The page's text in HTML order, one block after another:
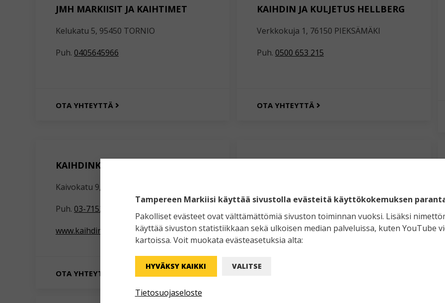
JMH MARKIISIT JA KAIHTIMET
Kelukatu 5, 95450 TORNIO
Puh. 0405645966
OTA YHTEYTTÄ
KAIHDIN JA KULJETUS HELLBERG
Verkkokuja 1, 76150 PIEKSÄMÄKI
Puh. 0500 653 215
OTA YHTEYTTÄ
KAIHDINKESKUS PETRI SIITONEN
Kaivokatu 9, 18100 HEINOLA
Puh. 03-7152 904
www.kaihdinkeskus.fi
OTA YHTEYTTÄ
www.karmiini.fi
Tampereen Markiisi käyttää sivustolla evästeitä käyttökokemuksen
Pakolliset evästeet ovat välttämättömiä sivuston toiminnan vuoksi. Lisäksi
käyttää sivuston statistiikkaan sekä ulkoisen median palveluissa, kuten YouTube
kartoissa. Voit muokata evästeasetuksia alta:
HYVÄKSY KAIKKI VALITSE
Tietosuojaseloste